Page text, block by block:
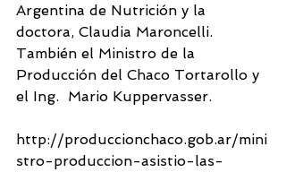
Argentina de Nutrición y la
doctora, Claudia Maroncelli.
También el Ministro de la
Producción del Chaco Tortarollo y
el Ing.  Mario Kuppervasser.
http://produccionchaco.gob.ar/mini
stro-produccion-asistio-las-